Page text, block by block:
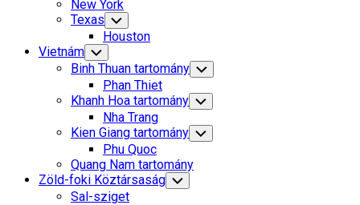
New York
Texas Toggle
Child
Menu
Houston
Vietnám Toggle
Child
Menu
Binh Thuan tartomány Toggle
Child
Menu
Phan Thiet
Khanh Hoa tartomány Toggle
Child
Menu
Nha Trang
Kien Giang tartomány Toggle
Child
Phu Quoc
Quang Nam tartomány
Zöld-foki Köztársaság Toggle
Child
Sal-sziget